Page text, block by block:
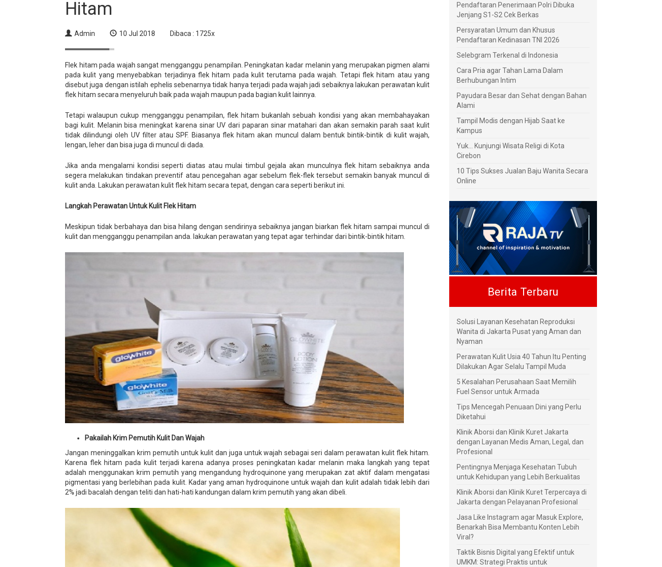
Hitam
Admin 10 Jul 2018 Dibaca : 1725x
Flek hitam pada wajah sangat mengganggu penampilan. Peningkatan kadar melanin yang merupakan pigmen alami
pada kulit yang menyebabkan terjadinya flek hitam pada kulit terutama pada wajah. Tetapi flek hitam atau yang
disebut juga dengan istilah ephelis sebenarnya tidak hanya terjadi pada wajah jadi sebaiknya lakukan perawatan kulit
flek hitam secara menyeluruh baik pada wajah maupun pada bagian kulit lainnya.
Tetapi walaupun cukup mengganggu penampilan, flek hitam bukanlah sebuah kondisi yang akan membahayakan
bagi kulit. Melanin bisa meningkat karena sinar UV dari paparan sinar matahari dan akan semakin parah saat kulit
tidak dilindungi oleh UV filter atau SPF. Biasanya flek hitam akan muncul dalam bentuk bintik-bintik di kulit wajah,
lengan, leher dan bisa juga di muncul di dada.
Jika anda mengalami kondisi seperti diatas atau mulai timbul gejala akan munculnya flek hitam sebaiknya anda
segera melakukan tindakan preventif atau pencegahan agar sebelum flek-flek tersebut semakin banyak muncul di
kulit anda. Lakukan perawatan kulit flek hitam secara tepat, dengan cara seperti berikut ini.
Langkah Perawatan Untuk Kulit Flek Hitam
Meskipun tidak berbahaya dan bisa hilang dengan sendirinya sebaiknya jangan biarkan flek hitam sampai muncul di
kulit dan mengganggu penampilan anda. lakukan perawatan yang tepat agar terhindar dari bintik-bintik hitam.
Pakailah Krim Pemutih Kulit Dan Wajah
Jangan meninggalkan krim pemutih untuk kulit dan juga untuk wajah sebagai seri dalam perawatan kulit flek hitam.
Karena flek hitam pada kulit terjadi karena adanya proses peningkatan kadar melanin maka langkah yang tepat
adalah menggunakan krim pemutih yang mengandung hydroquinone yang merupakan zat aktif dalam mengatasi
pigmentasi yang berlebihan pada kulit. Kadar yang aman hydroquinone untuk wajah dan kulit adalah tidak lebih dari
2% jadi bacalah dengan teliti dan hati-hati kandungan dalam krim pemutih yang akan dibeli.
Pendaftaran Penerimaan Polri Dibuka
Jenjang S1-S2 Cek Berkas
Persyaratan Umum dan Khusus
Pendaftaran Kedinasan TNI 2026
Selebgram Terkenal di Indonesia
Cara Pria agar Tahan Lama Dalam
Berhubungan Intim
Payudara Besar dan Sehat dengan Bahan
Alami
Tampil Modis dengan Hijab Saat ke
Kampus
Yuk... Kunjungi Wisata Religi di Kota
Cirebon
10 Tips Sukses Jualan Baju Wanita Secara
Online
Berita Terbaru
Solusi Layanan Kesehatan Reproduksi
Wanita di Jakarta Pusat yang Aman dan
Nyaman
Perawatan Kulit Usia 40 Tahun Itu Penting
Dilakukan Agar Selalu Tampil Muda
5 Kesalahan Perusahaan Saat Memilih
Fuel Sensor untuk Armada
Tips Mencegah Penuaan Dini yang Perlu
Diketahui
Klinik Aborsi dan Klinik Kuret Jakarta
dengan Layanan Medis Aman, Legal, dan
Profesional
Pentingnya Menjaga Kesehatan Tubuh
untuk Kehidupan yang Lebih Berkualitas
Klinik Aborsi dan Klinik Kuret Terpercaya di
Jakarta dengan Pelayanan Profesional
Jasa Like Instagram agar Masuk Explore,
Benarkah Bisa Membantu Konten Lebih
Viral?
Taktik Bisnis Digital yang Efektif untuk
UMKM: Strategi Praktis untuk